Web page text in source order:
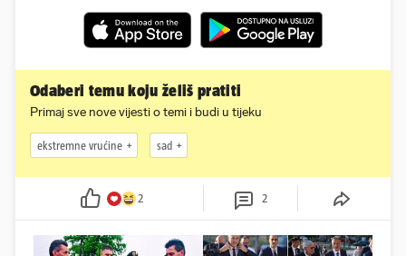
Odaberi temu koju želiš pratiti
Primaj sve nove vijesti o temi i budi u tijeku
ekstremne vrućine sad
2 2